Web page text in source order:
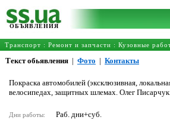
ОБЪЯВЛЕНИЯ
Транспорт : Ремонт и запчасти : Кузовные
Текст обьявления | Фото | Контакты
Покраска автомобилей (эксклюзивная,
велосипедах, защитных шлемах. Олег
Дни работы: Раб. дни+суб.